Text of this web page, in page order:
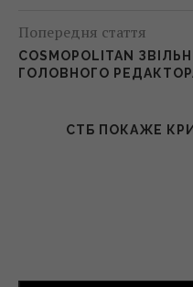
Попередня стаття
COSMOPOLITAN
ГОЛОВНОГО
СТБ ПОКАЖЕ